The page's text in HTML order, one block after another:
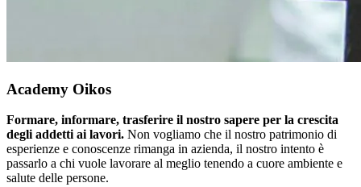
Academy Oikos
Formare, informare, trasferire il nostro sapere per la crescita
degli addetti ai lavori. Non vogliamo che il nostro patrimonio di
esperienze e conoscenze rimanga in azienda, il nostro intento è
passarlo a chi vuole lavorare al meglio tenendo a cuore ambiente e
salute delle persone.